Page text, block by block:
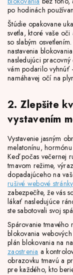
po hodinách
Štúdie opakovane
svetla, ktoré vaše
so slabým
nastavenia
nasledujúci
vám podarilo vyhnúť
namáhavej očí na
2. Zlepšite
vystavením
Vystavenie jasným
melatonínu,
Keď počas večernej
tmavom režime,
dopadajúceho na
rušivé webové
zabezpečíte, že vás
lákať nasledujúce
ste sabotovali svoj
Spárovanie tmavého
blokovania
plán blokovania na
zaostrenia a
obrazovku tmavú a
pre každého, kto